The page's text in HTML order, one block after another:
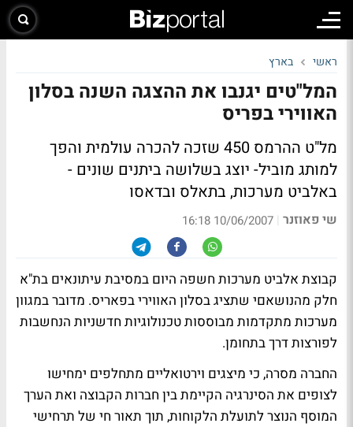
ראשי בארץ
המל"טים יגנבו את ההצגה השנה בסלון
האווירי בפריס
מל"ט ההרמס 450 שזכה להכרה עולמית והפך
למותג מוביל- יוצג בשלושה ביתנים שונים -
באלביט מערכות, בתאלס ובדאסו
שי פאוזנר |
10/06/2007 16:18
קבוצת אלביט מערכות חשפה היום במסיבת עיתונאים בת"א
חלק מהנושאםי שתציג בסלון האווירי בפאריס. מדובר במגוון
מערכות מתקדמות מבוססות טכנולוגיות חדשניות הנחשבות
לפורצות דרך בתחומן.
החברה מסרה, כי מיצגים וירטואליים מתחלפים ימחישו
לצופים את הסינרגיה הקיימת בין חברות הקבוצה ואת הערך
המוסף הנוצר לתועלת הלקוחות, תוך תאור חי של תרחישי